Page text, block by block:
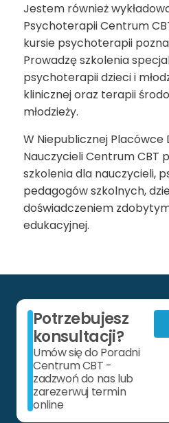
Jestem również
Psychoterapii Centrum
kursie psychoterapii
Prowadzę szkolenia
psychoterapii dzieci i
klinicznej oraz terapii
młodzieży.
W Niepublicznej Placówce
Nauczycieli Centrum CBT
szkolenia dla nauczycieli,
pedagogów szkolnych,
doświadczeniem
edukacyjnej.
Potrzebujesz
konsultacji?
Umów się do Poradni
Centrum CBT -
zadzwoń do nas lub
zarezerwuj termin
online